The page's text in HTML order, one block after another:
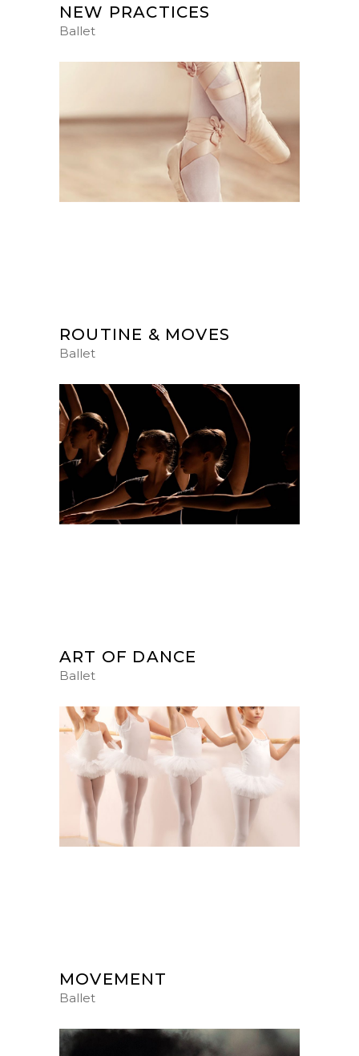
NEW PRACTICES
Ballet
ROUTINE & MOVES
Ballet
ART OF DANCE
Ballet
MOVEMENT
Ballet